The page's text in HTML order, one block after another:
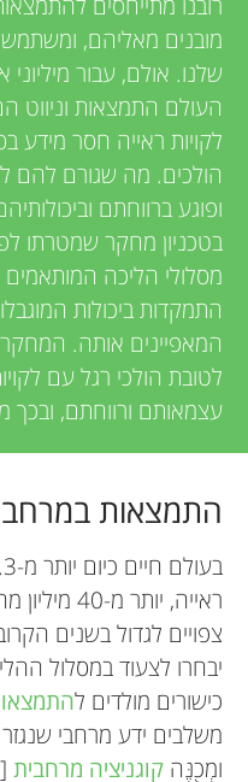
n
g
M
n
d
s
v
i
e
w
e
r
s
מובנים מאליהם,
שלנו. אולם, עבור
העולם התמצאות וניווט
לקויות ראייה חסר מידע
הולכים. מה שגורם להם
ופוגע ברווחתם
בטכניון מחקר שמטרתו
מסלולי הליכה המותאמים
התמקדות ביכולות
המאפיינים אותה.
לטובת הולכי רגל עם
עצמאותם ורווחתם,
התמצאות במרחב
ראייה, יותר
צפויים לגדול בשנים
יבחרו לצעוד במסלול
כישורים מולדים ל
משלבים ידע מרחבי
ומְכֻנֶּה קוגניציה מרחבית[